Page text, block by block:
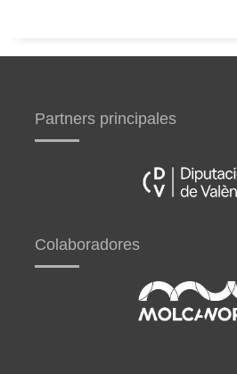
Partners principales
Colaboradores